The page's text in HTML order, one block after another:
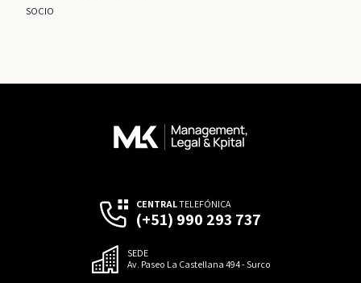
SOCIO
CENTRALTELEFÓNICA
(+51) 990 293 737
SEDE
Av. Paseo La Castellana 494 - Surco